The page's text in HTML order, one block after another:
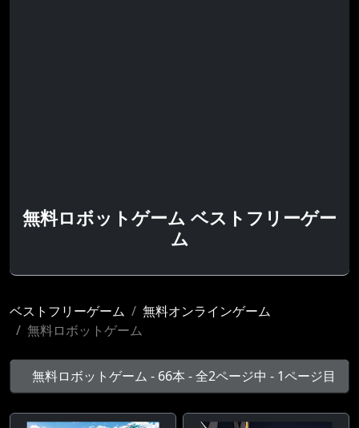
無料ロボットゲーム ベストフリーゲー
ム
ベストフリーゲーム
無料オンラインゲーム
無料ロボットゲーム
無料ロボットゲーム - 66本 - 全2ページ中 - 1ページ目